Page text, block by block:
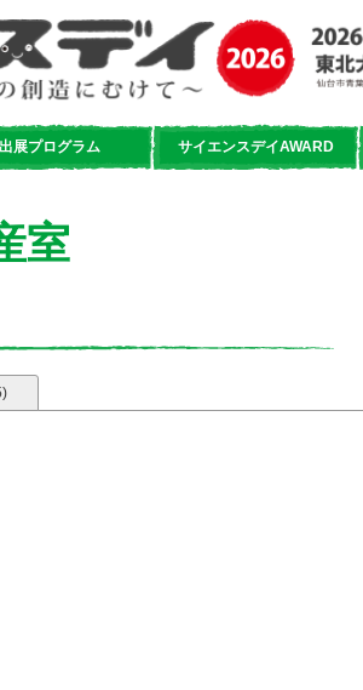
出展プログラム サイエンスデイAWARD
室